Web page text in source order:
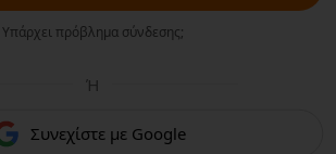
Υπάρχει πρόβλημα σύνδεσης;
Ή
Συνεχίστε με Google